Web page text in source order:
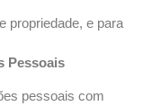
propriedade, e para
Pessoais
pessoais com